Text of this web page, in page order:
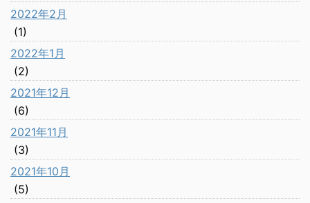
2022年2月
(1)
2022年1月
(2)
2021年12月
(6)
2021年11月
(3)
2021年10月
(5)